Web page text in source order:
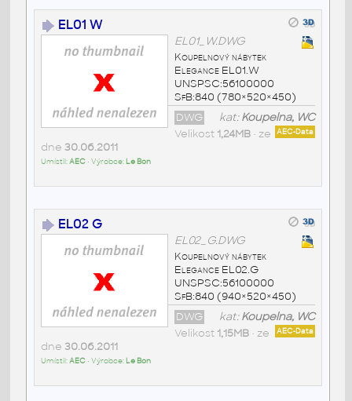
EL01 W
EL01_W.DWG
Koupelnový nábytek
Elegance EL01.W
UNSPSC:56100000
SfB:840 (780×520×450)
kat:Koupelna, WC
DWG
AEC-Data
Velikost 1,24MB• ze
dne 30.06.2011
Umístil:AEC• Výrobce: Le Bon
EL02 G
EL02_G.DWG
Koupelnový nábytek
Elegance EL02.G
UNSPSC:56100000
SfB:840 (940×520×450)
kat:Koupelna, WC
DWG
AEC-Data
Velikost 1,15MB• ze
dne 30.06.2011
Umístil:AEC• Výrobce: Le Bon